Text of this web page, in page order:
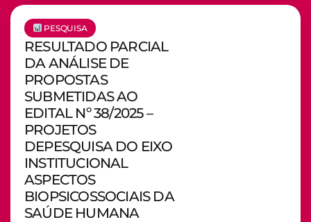
PESQUISA
RESULTADO PARCIAL
DA ANÁLISE DE
PROPOSTAS
SUBMETIDAS AO
EDITAL Nº 38/2025 –
PROJETOS
DEPESQUISA DO EIXO
INSTITUCIONAL
ASPECTOS
BIOPSICOSSOCIAIS DA
SAÚDE HUMANA